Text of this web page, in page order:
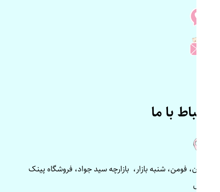
ارتباط با ما
گیلان، فومن، شنبه بازار، بازارچه سید جواد، فروشگاه پینک
پلاس